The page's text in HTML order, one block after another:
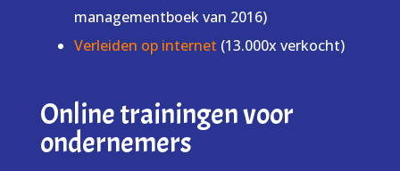
managementboek van 2016)
Verleiden op internet (13.000x verkocht)
Online trainingen voor
ondernemers